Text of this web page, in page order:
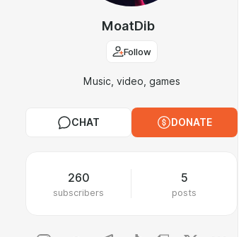
MoatDib
Follow
Music, video, games
CHAT DONATE
260
subscribers
5
posts